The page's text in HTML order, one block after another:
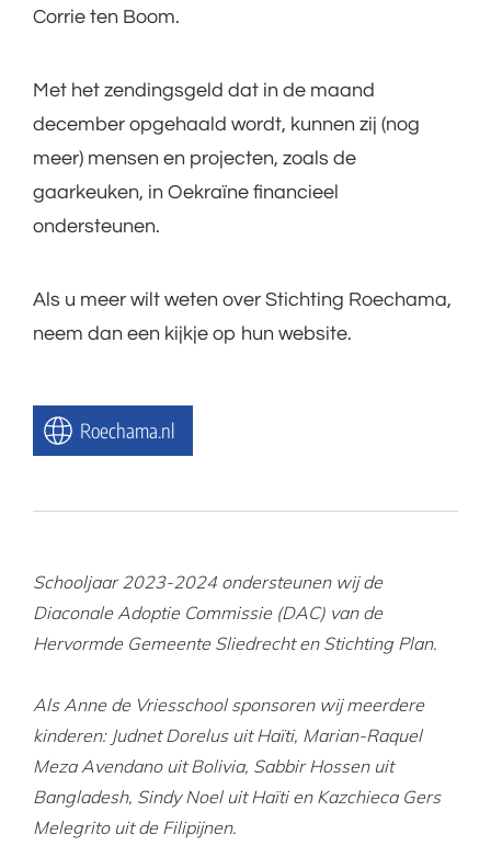
Corrie ten Boom.
Met het zendingsgeld dat in de maand
december opgehaald wordt, kunnen zij (nog
meer) mensen en projecten, zoals de
gaarkeuken, in Oekraïne financieel
ondersteunen.
Als u meer wilt weten over Stichting Roechama,
neem dan een kijkje op hun website.
Roechama.nl
Schooljaar 2023-2024 ondersteunen wij de
Diaconale Adoptie Commissie (DAC) van de
Hervormde Gemeente Sliedrecht en Stichting Plan.
Als Anne de Vriesschool sponsoren wij meerdere
kinderen: Judnet Dorelus uit Haïti, Marian-Raquel
Meza Avendano uit Bolivia, Sabbir Hossen uit
Bangladesh, Sindy Noel uit Haïti en Kazchieca Gers
Melegrito uit de Filipijnen.